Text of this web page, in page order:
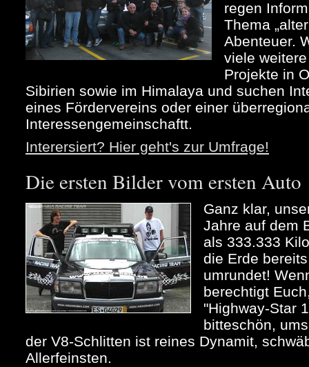
regen
Thema
Abenteuer.
viele
Projekte in
Sibirien sowie im Himalaya und suchen
eines Fördervereins oder einer
Interessengemeinschaftt.
Interersiert? Hier geht's zur Umfrage!
Die ersten Bilder vom ersten Auto
Ganz klar,
Jahre auf dem
als 333.333
die Erde
umrundet!
berechtigt
"Highway-Star
bitteschön,
der V8-Schlitten ist reines Dynamit,
Allerfeinsten.